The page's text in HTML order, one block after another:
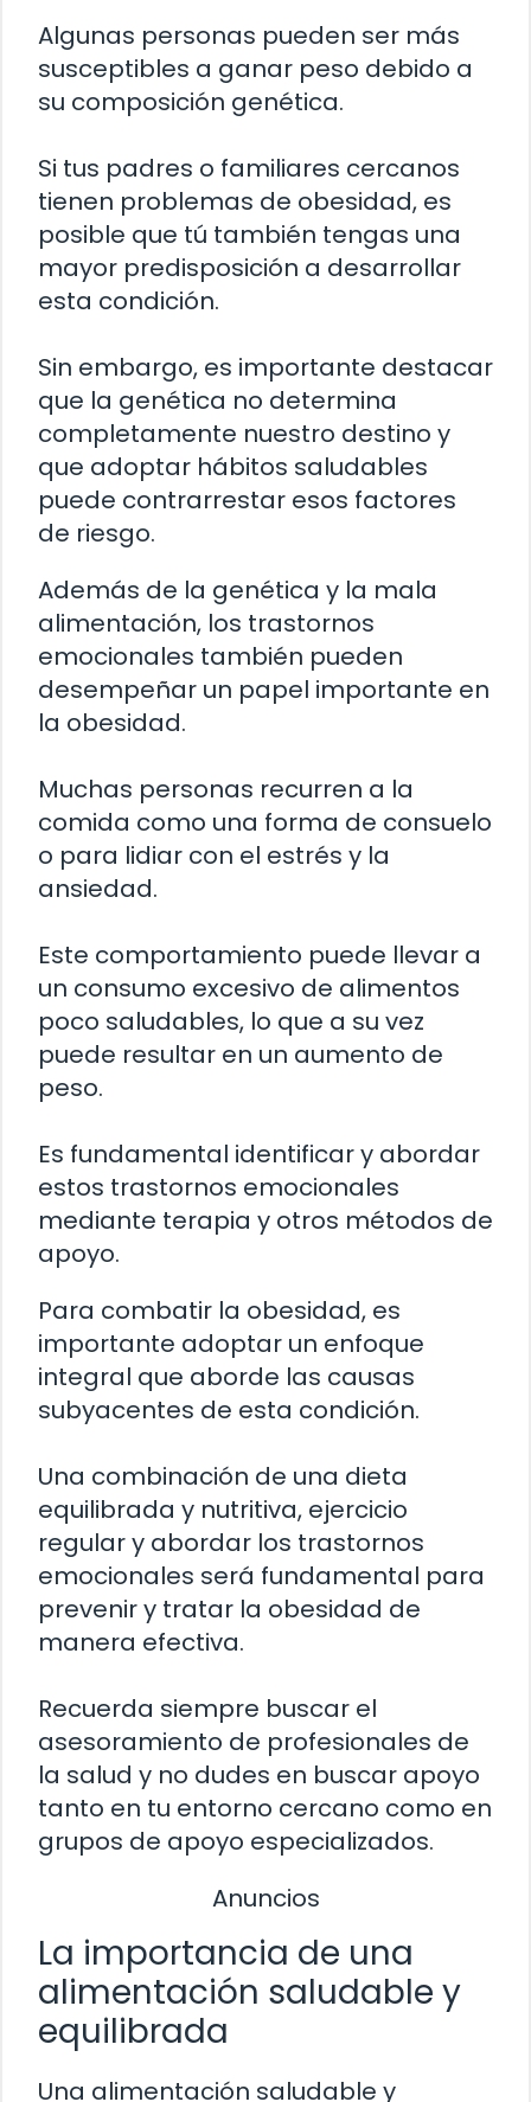
Algunas personas pueden ser más
susceptibles a ganar peso debido a
su composición genética.
Si tus padres o familiares cercanos
tienen problemas de obesidad, es
posible que tú también tengas una
mayor predisposición a desarrollar
esta condición.
Sin embargo, es importante destacar
que la genética no determina
completamente nuestro destino y
que adoptar hábitos saludables
puede contrarrestar esos factores
de riesgo.
Además de la genética y la mala
alimentación, los trastornos
emocionales también pueden
desempeñar un papel importante en
la obesidad.
Muchas personas recurren a la
comida como una forma de consuelo
o para lidiar con el estrés y la
ansiedad.
Este comportamiento puede llevar a
un consumo excesivo de alimentos
poco saludables, lo que a su vez
puede resultar en un aumento de
peso.
Es fundamental identificar y abordar
estos trastornos emocionales
mediante terapia y otros métodos de
apoyo.
Para combatir la obesidad, es
importante adoptar un enfoque
integral que aborde las causas
subyacentes de esta condición.
Una combinación de una dieta
equilibrada y nutritiva, ejercicio
regular y abordar los trastornos
emocionales será fundamental para
prevenir y tratar la obesidad de
manera efectiva.
Recuerda siempre buscar el
asesoramiento de profesionales de
la salud y no dudes en buscar apoyo
tanto en tu entorno cercano como en
grupos de apoyo especializados.
Anuncios
La importancia de una
alimentación saludable y
equilibrada
Una alimentación saludable y